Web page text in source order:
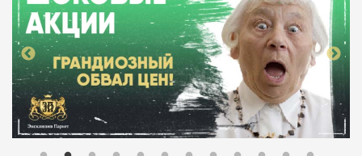
ГЛАВНАЯ
АССОРТИМЕНТ
В НАЛИЧИИ